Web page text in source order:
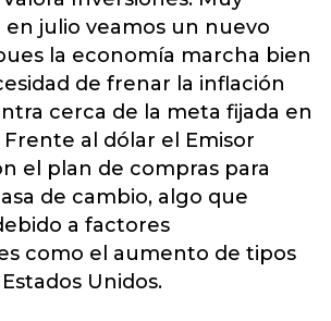
julio veamos un nuevo
la economía marcha bien
de frenar la inflación
cerca de la meta fijada en
Frente al dólar el Emisor
el plan de compras para
de cambio, algo que
a factores
como el aumento de tipos
Unidos.